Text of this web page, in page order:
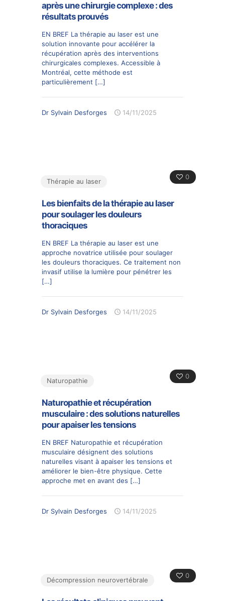
après une chirurgie complexe : des
résultats prouvés
EN BREF La thérapie au laser est une
solution innovante pour accélérer la
récupération après des interventions
chirurgicales complexes. Accessible à
Montréal, cette méthode est
particulièrement […]
Dr Sylvain Desforges 14/11/2025
0
Thérapie au laser
Les bienfaits de la thérapie au laser
pour soulager les douleurs
thoraciques
EN BREF La thérapie au laser est une
approche novatrice utilisée pour soulager
les douleurs thoraciques. Ce traitement non
invasif utilise la lumière pour pénétrer les
[…]
Dr Sylvain Desforges 14/11/2025
0
Naturopathie
Naturopathie et récupération
musculaire : des solutions naturelles
pour apaiser les tensions
EN BREF Naturopathie et récupération
musculaire désignent des solutions
naturelles visant à apaiser les tensions et
améliorer le bien-être physique. Cette
approche met en avant des […]
Dr Sylvain Desforges 14/11/2025
0
Décompression neurovertébrale